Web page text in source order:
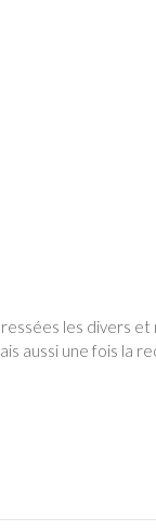
les divers
aussi une fois la